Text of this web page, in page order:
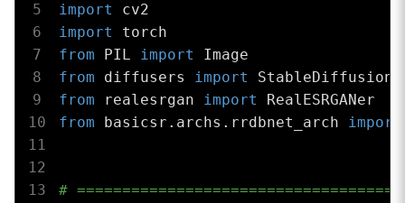
import
import
from PIL import
from diffusers import
from realesrgan import
from basicsr.archs.rrdbnet_arch import
#